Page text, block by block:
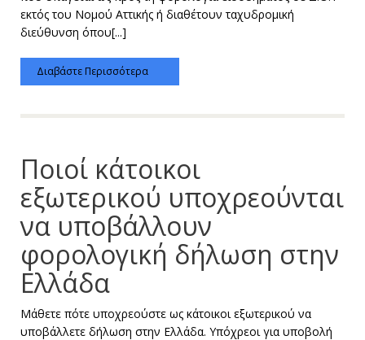
εκτός του Νομού Αττικής ή διαθέτουν ταχυδρομική
διεύθυνση όπου[...]
Διαβάστε Περισσότερα
Ποιοί κάτοικοι
εξωτερικού υποχρεούνται
να υποβάλλουν
φορολογική δήλωση στην
Ελλάδα
Μάθετε πότε υποχρεούστε ως κάτοικοι εξωτερικού να
υποβάλλετε δήλωση στην Ελλάδα. Υπόχρεοι για υποβολή